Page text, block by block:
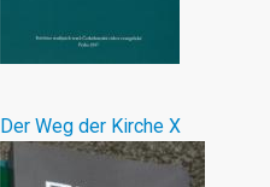
Der Weg der Kirche X